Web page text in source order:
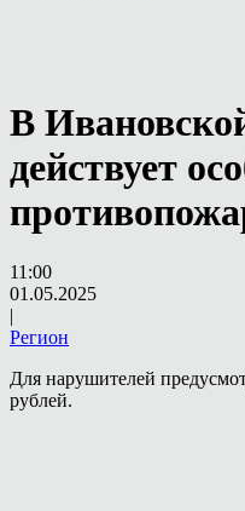
В
действует
11:00
01.05.2025
|
Регион
Для нарушителей
рублей.